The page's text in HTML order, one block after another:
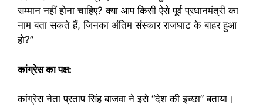
सम्मान नहीं होना चाहिए? क्या आप किसी ऐसे पूर्व प्रधानमंत्री का
नाम बता सकते हैं, जिनका अंतिम संस्कार राजघाट के बाहर हुआ
हो?”
कांग्रेस का पक्ष:
कांग्रेस नेता प्रताप सिंह बाजवा ने इसे “देश की इच्छा” बताया।